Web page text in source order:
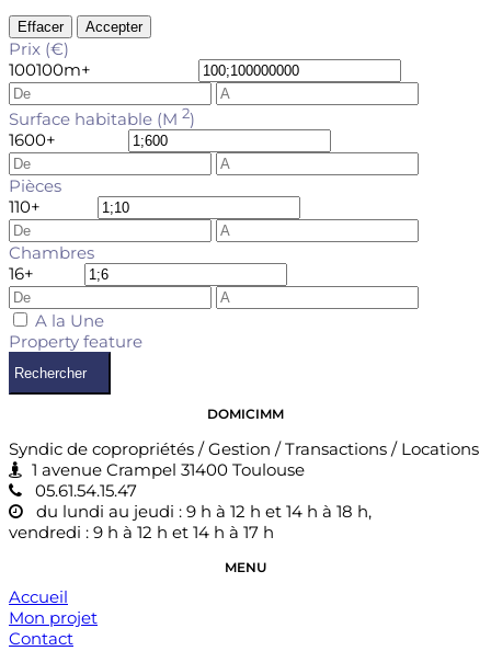
Effacer Accepter
Prix (€)
100100m+
Surface habitable (M 2)
1600+
Pièces
110+
Chambres
16+
A la Une
Property feature
Rechercher
DOMICIMM
Syndic de copropriétés / Gestion / Transactions / Locations
1 avenue Crampel 31400 Toulouse
05.61.54.15.47
du lundi au jeudi : 9 h à 12 h et 14 h à 18 h,
vendredi : 9 h à 12 h et 14 h à 17 h
MENU
Accueil
Mon projet
Contact